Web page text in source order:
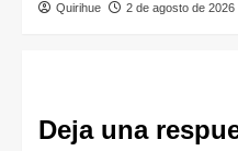
Quirihue 2 de agosto de 2026
Deja una